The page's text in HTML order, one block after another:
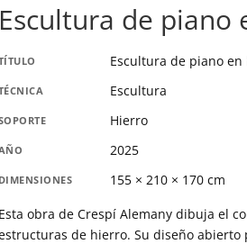
Escultura de piano
Escultura de piano
Escultura
Hierro
2025
DIMENSIONES
155 × 210 × 170 cm
Esta obra de Crespí Alemany dibuja el
de hierro. Su diseño